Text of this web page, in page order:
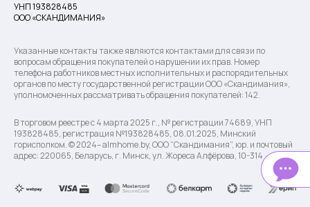
УНП 193828485
ООО «СКАНДИМАНИЯ»
Указанные контакты также являются контактами для связи по
вопросам обращения покупателей о нарушении их прав. Номер
телефона работников местных исполнительных и распорядительных
органов по месту государственной регистрации ООО «Скандимания»,
уполномоченных рассматривать обращения покупателей: 142.
В торговом реестре с 4 марта 2025 г., № регистрации 74689, УНП
193828485, регистрация №193828485, 08.01.2025, Минский
горисполком. © 2024– almhome.by, ООО “Скандимания”, юр. и почтовый
адрес: 220065, Беларусь, г. Минск, ул. Жореса Алфёрова, 10-314